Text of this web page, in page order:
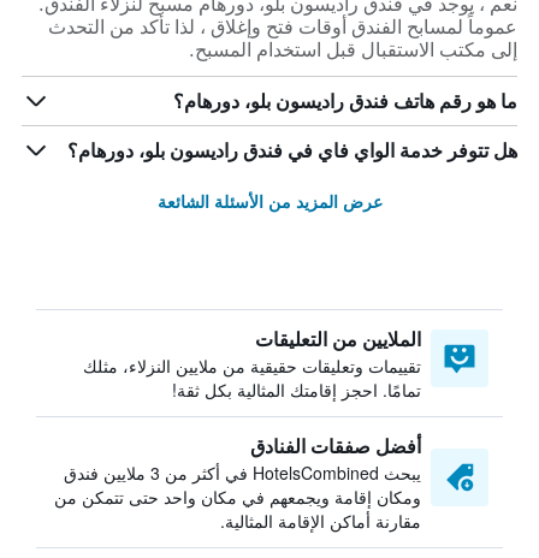
عموماً لمسابح الفندق أوقات فتح وإغلاق ، لذا تأكد من التحدث
إلى مكتب الاستقبال قبل استخدام المسبح.
ما هو رقم هاتف فندق راديسون بلو، دورهام؟
هل تتوفر خدمة الواي فاي في فندق راديسون بلو، دورهام؟
عرض المزيد من الأسئلة الشائعة
الملايين من التعليقات
تقييمات وتعليقات حقيقية من ملايين النزلاء، مثلك
تمامًا. احجز إقامتك المثالية بكل ثقة!
أفضل صفقات الفنادق
يبحث HotelsCombined في أكثر من 3 ملايين فندق
ومكان إقامة ويجمعهم في مكان واحد حتى تتمكن من
مقارنة أماكن الإقامة المثالية.